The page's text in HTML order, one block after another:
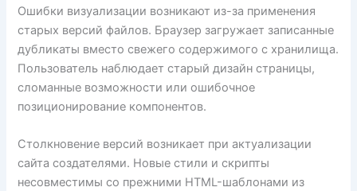
Ошибки визуализации возникают из-за применения
старых версий файлов. Браузер загружает записанные
дубликаты вместо свежего содержимого с хранилища.
Пользователь наблюдает старый дизайн страницы,
сломанные возможности или ошибочное
позиционирование компонентов.
Столкновение версий возникает при актуализации
сайта создателями. Новые стили и скрипты
несовместимы со прежними HTML-шаблонами из